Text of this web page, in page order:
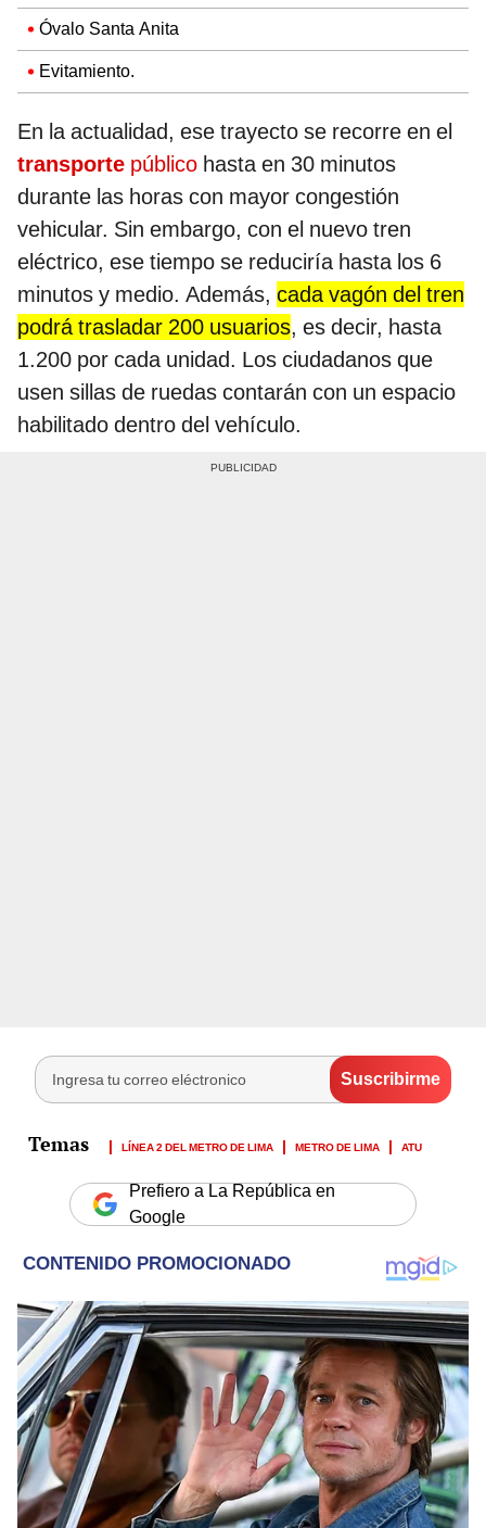
Óvalo Santa Anita
Evitamiento.
En la actualidad, ese trayecto se recorre en el
transporte público hasta en 30 minutos
durante las horas con mayor congestión
vehicular. Sin embargo, con el nuevo tren
eléctrico, ese tiempo se reduciría hasta los 6
minutos y medio. Además, cada vagón del tren
podrá trasladar 200 usuarios, es decir, hasta
1.200 por cada unidad. Los ciudadanos que
usen sillas de ruedas contarán con un espacio
habilitado dentro del vehículo.
LÍNEA 2 DEL METRO DE LIMA METRO DE LIMA ATU
Prefiero a La República en
Google